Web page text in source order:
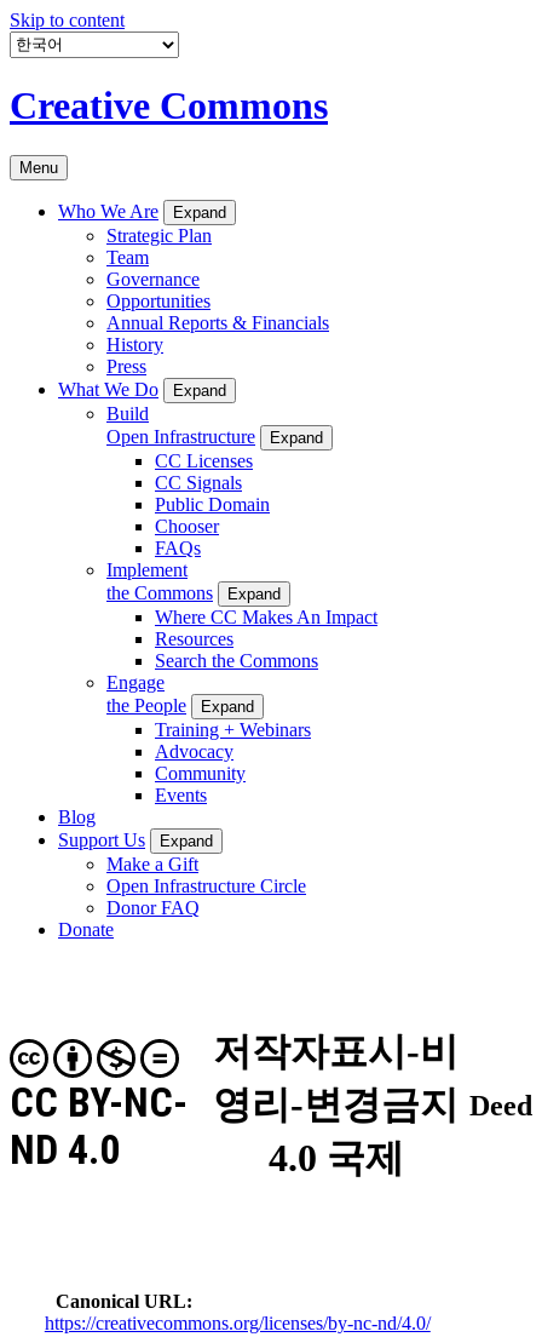
Skip to content
Creative Commons
Menu
Who We Are Expand
Strategic Plan
Team
Governance
Opportunities
Annual Reports & Financials
History
Press
What We Do
Expand
Build
Open Infrastructure
Expand
CC Licenses
CC Signals
Public Domain
Chooser
FAQs
Implement
the Commons
Expand
Where CC Makes An Impact
Resources
Search the Commons
Engage
the People
Expand
Training + Webinars
Advocacy
Community
Events
Blog
Support Us
Expand
Make a Gift
Open Infrastructure Circle
Donor FAQ
Donate
저작자표시-비
영리-변경금지
4.0 국제
CC BY-NC-
ND 4.0
Deed
Canonical URL
https://creativecommons.org/licenses/by-nc-nd/4.0/